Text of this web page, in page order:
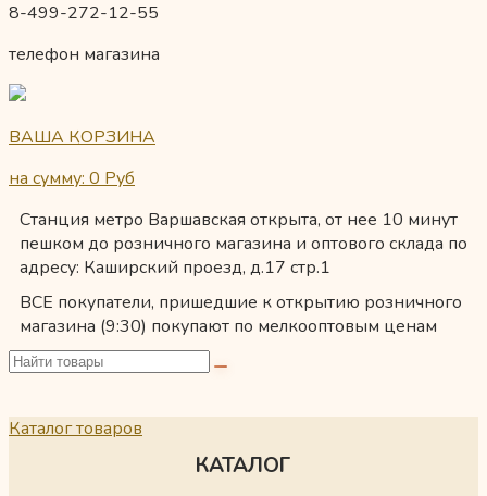
8-499-272-12-55
телефон магазина
ВАША КОРЗИНА
на сумму: 0 Руб
Станция метро Варшавская открыта, от нее 10 минут
пешком до розничного магазина и оптового склада по
адресу: Каширский проезд, д.17 стр.1
ВСЕ покупатели, пришедшие к открытию розничного
магазина (9:30) покупают по мелкооптовым ценам
Каталог товаров
КАТАЛОГ